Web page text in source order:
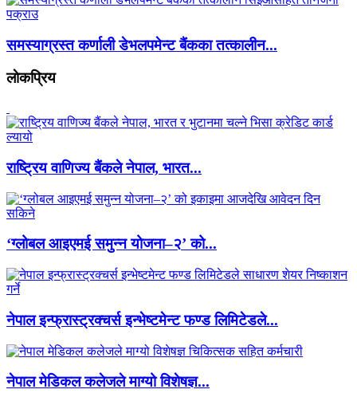
समस्याग्रस्त कर्णाली डेभलपमेन्ट बैंकका तत्कालीन...
लाेकप्रिय
राष्ट्रिय वाणिज्य बैंकले नेपाल, भारत...
‘ग्लोबल आइएमई समुन्न योजना–२’ को...
नेपाल इन्फ्रास्ट्रक्चर्स इन्भेष्टमेन्ट फण्ड लिमिटेडले...
नेपाल मेडिकल कलेजले माग्यो विशेषज्ञ...